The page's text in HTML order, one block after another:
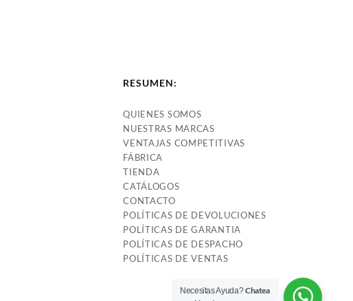
RESUMEN:
QUIENES SOMOS
NUESTRAS MARCAS
VENTAJAS COMPETITIVAS
FÁBRICA
TIENDA
CATÁLOGOS
CONTACTO
POLÍTICAS DE DEVOLUCIONES
POLÍTICAS DE GARANTIA
POLÍTICAS DE DESPACHO
POLÍTICAS DE VENTAS
Necesitas Ayuda?Chatea